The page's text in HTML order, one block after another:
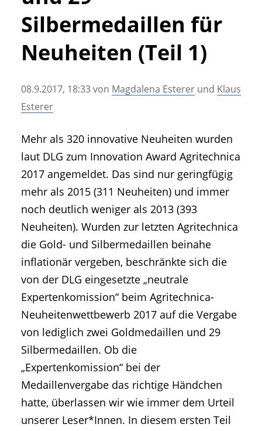
• Messen und Veranstaltungen
• Mitteilung der Redaktion
• Agritechnica Neuheiten Archiv
Silbermedaillen für
Neuheiten (Teil 1)
08.9.2017, 18:33von Magdalena Esterer und Klaus
Esterer
Mehr als 320 innovative Neuheiten wurden
laut DLG zum Innovation Award Agritechnica
2017 angemeldet. Das sind nur geringfügig
mehr als 2015 (311 Neuheiten) und immer
noch deutlich weniger als 2013 (393
Neuheiten). Wurden zur letzten Agritechnica
die Gold- und Silbermedaillen beinahe
inflationär vergeben, beschränkte sich die
von der DLG eingesetzte „neutrale
Expertenkomission“ beim Agritechnica-
Neuheitenwettbewerb 2017 auf die Vergabe
von lediglich zwei Goldmedaillen und 29
Silbermedaillen. Ob die
„Expertenkomission“ bei der
Medaillenvergabe das richtige Händchen
hatte, überlassen wir wie immer dem Urteil
unserer Leser*Innen. In diesem ersten Teil